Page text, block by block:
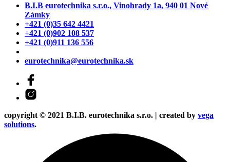
B.I.B eurotechnika s.r.o., Vinohrady 1a, 940 01 Nové
Zámky
+421 (0)35 642 4421
+421 (0)902 108 537
+421 (0)911 136 556
eurotechnika@eurotechnika.sk
copyright © 2021 B.I.B. eurotechnika s.r.o. | created by vega
solutions.